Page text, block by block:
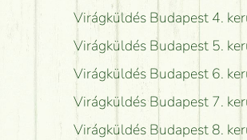
Virágküldés Budapest 4.
Virágküldés Budapest 5.
Virágküldés Budapest 6.
Virágküldés Budapest 7.
Virágküldés Budapest 8.